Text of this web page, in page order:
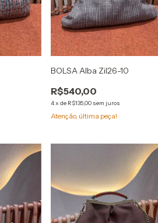
BOLSA Alba Zil26-10
R$540,00
4x de R$135,00 sem juros
Atenção, última peça!